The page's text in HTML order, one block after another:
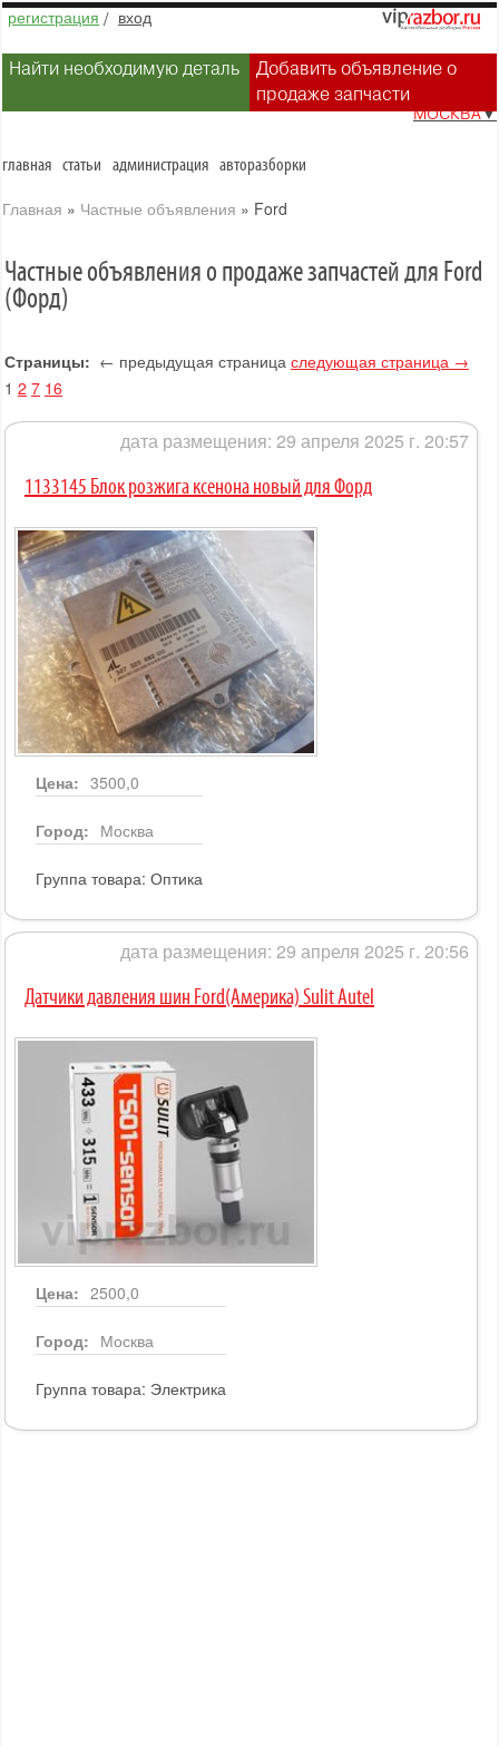
регистрация / вход
Найти необходимую деталь
Добавить объявление о
продаже запчасти
МОСКВА▼
главная статьи администрация авторазборки
Главная » Частные объявления » Ford
Частные объявления о продаже запчастей для Ford
(Форд)
Страницы: ← предыдущая страница следующая страница →
1 2 7 16
дата размещения: 29 апреля 2025 г. 20:57
1133145 Блок розжига ксенона новый для Форд
Цена: 3500,0
Город: Москва
Группа товара: Оптика
дата размещения: 29 апреля 2025 г. 20:56
Датчики давления шин Ford(Америка) Sulit Autel
Цена: 2500,0
Город: Москва
Группа товара: Электрика